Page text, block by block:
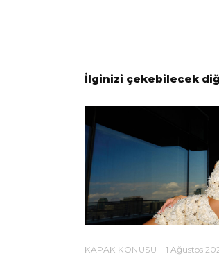
İlginizi çekebilecek
KAPAK KONUSU 1 Ağustos